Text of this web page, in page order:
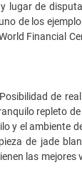
de
de los
Financial
de
repleto
el ambiente
de jade
las